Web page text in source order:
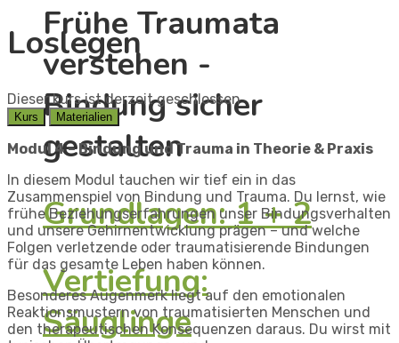
Frühe Traumata
verstehen -
Bindung sicher
gestalten
Grundlagen: 1 + 2
Vertiefung:
Säuglinge
Loslegen
Dieser kurs ist derzeit geschlossen
Kurs Materialien
Modul 4 –Bindung und Trauma in Theorie & Praxis
In diesem Modul tauchen wir tief ein in das
Zusammenspiel von Bindung und Trauma. Du lernst, wie
frühe Beziehungserfahrungen unser Bindungsverhalten
und unsere Gehirnentwicklung prägen – und welche
Folgen verletzende oder traumatisierende Bindungen
für das gesamte Leben haben können.
Besonderes Augenmerk liegt auf den emotionalen
Reaktionsmustern von traumatisierten Menschen und
den therapeutischen Konsequenzen daraus. Du wirst mit